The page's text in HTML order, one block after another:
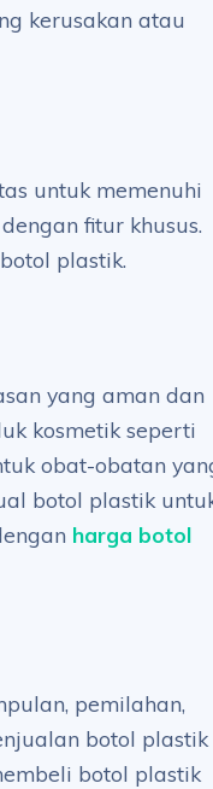
kerusakan atau
untuk memenuhi
fitur khusus.
plastik.
yang aman dan
kosmetik seperti
obat-obatan
botol plastik
harga botol
pemilahan,
botol plastik
botol plastik